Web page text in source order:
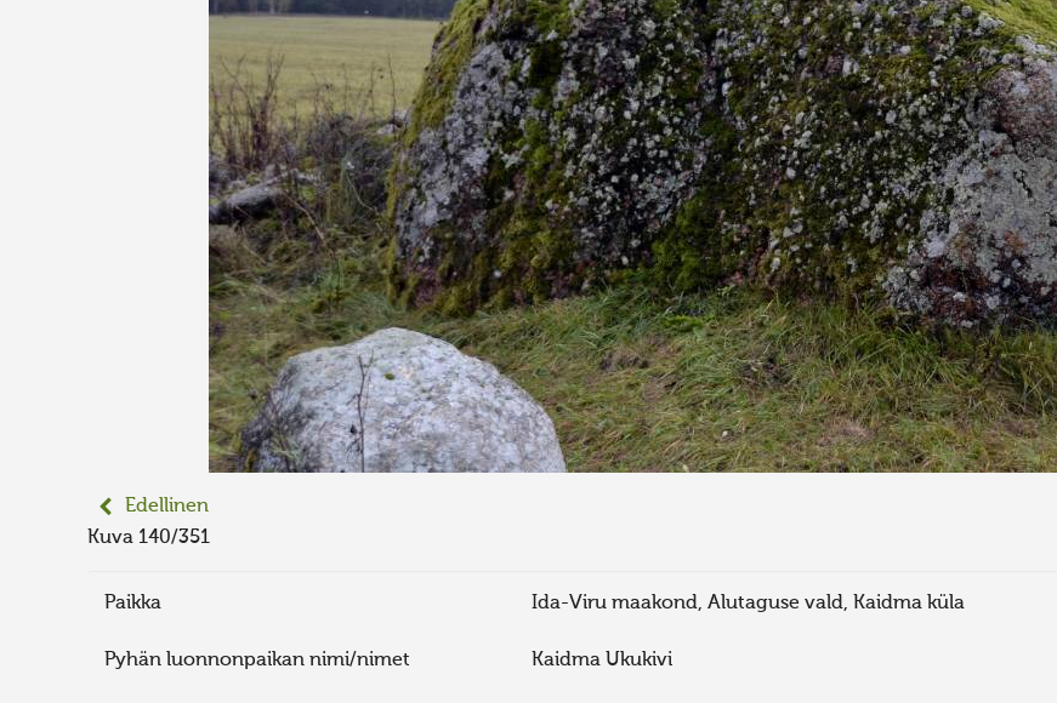
Edellinen
Kuva 140/351
Paikka Ida-Viru maakond, Alutaguse vald, Kaidma küla
Pyhän luonnonpaikan nimi/nimet Kaidma Ukukivi